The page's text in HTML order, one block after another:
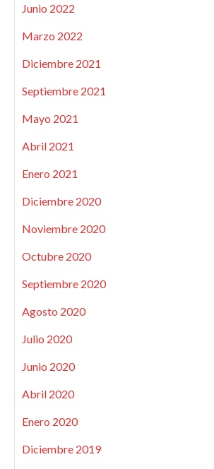
Junio 2022
Marzo 2022
Diciembre 2021
Septiembre 2021
Mayo 2021
Abril 2021
Enero 2021
Diciembre 2020
Noviembre 2020
Octubre 2020
Septiembre 2020
Agosto 2020
Julio 2020
Junio 2020
Abril 2020
Enero 2020
Diciembre 2019